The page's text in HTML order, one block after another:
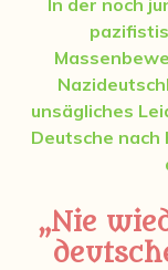
In der noch
unsägliches
Deutsche
„Nie